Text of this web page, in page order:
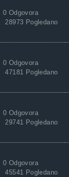
0 Odgovora
28973 Pogledano
0 Odgovora
47181 Pogledano
0 Odgovora
29741 Pogledano
0 Odgovora
45541 Pogledano